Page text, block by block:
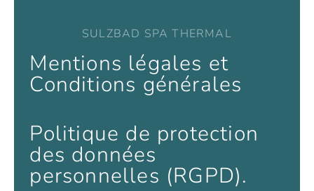
SULZBAD SPA THERMAL
Mentions légales et
Conditions générales
Politique de protection
des données
personnelles (RGPD).